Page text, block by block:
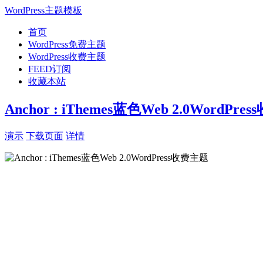
WordPress主题模板
首页
WordPress免费主题
WordPress收费主题
FEED订阅
收藏本站
Anchor : iThemes蓝色Web 2.0WordPress
演示 下载页面 详情